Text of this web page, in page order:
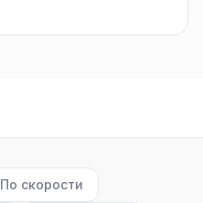
По скорости